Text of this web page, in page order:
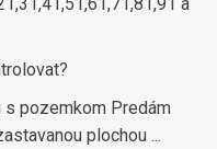
s pozemkom Predám
plochou ...